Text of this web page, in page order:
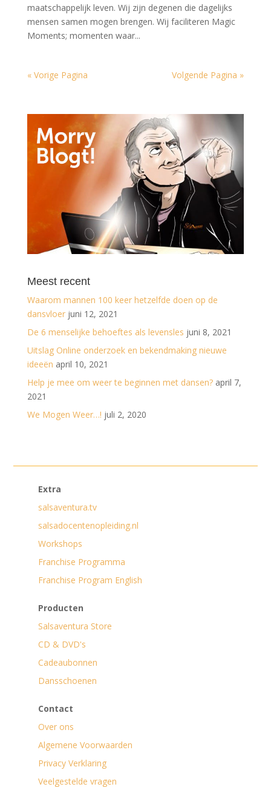
maatschappelijk leven. Wij zijn degenen die dagelijks
mensen samen mogen brengen. Wij faciliteren Magic
Moments; momenten waar...
« Vorige Pagina Volgende Pagina »
Meest recent
Waarom mannen 100 keer hetzelfde doen op de
dansvloer juni 12, 2021
De 6 menselijke behoeftes als levensles juni 8, 2021
Uitslag Online onderzoek en bekendmaking nieuwe
ideeën april 10, 2021
Help je mee om weer te beginnen met dansen? april 7,
2021
We Mogen Weer…! juli 2, 2020
Extra
salsaventura.tv
salsadocentenopleiding.nl
Workshops
Franchise Programma
Franchise Program English
Producten
Salsaventura Store
CD & DVD's
Cadeaubonnen
Dansschoenen
Contact
Over ons
Algemene Voorwaarden
Privacy Verklaring
Veelgestelde vragen